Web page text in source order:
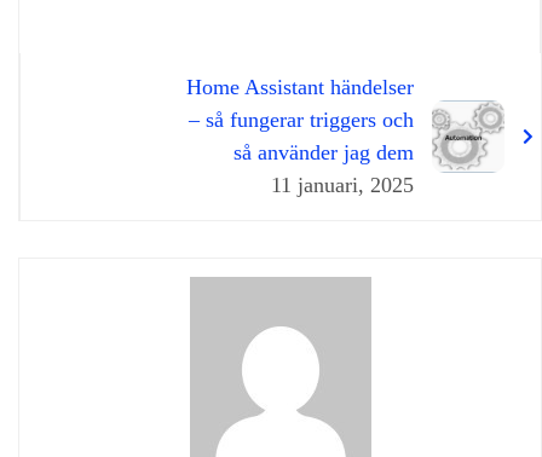
Home Assistant händelser
– så fungerar triggers och
så använder jag dem
11 januari, 2025